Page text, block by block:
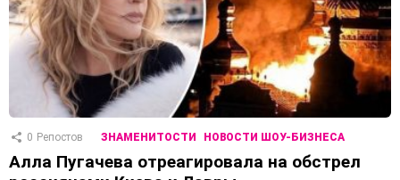
0 Репостов ЗНАМЕНИТОСТИ НОВОСТИ ШОУ-БИЗНЕСА
Алла Пугачева отреагировала на обстрел